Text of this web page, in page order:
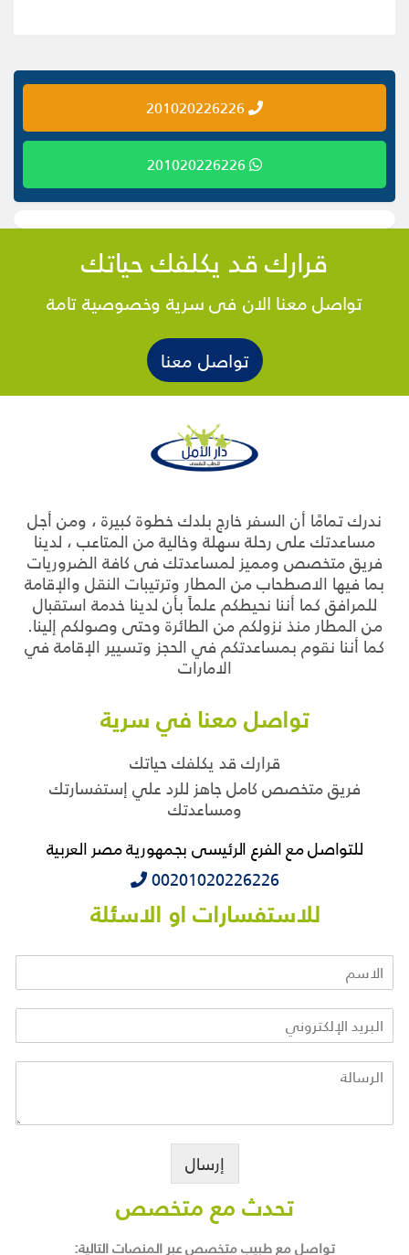
قرارك قد يكلفك حياتك
تواصل معنا الان فى سرية وخصوصية تامة
تواصل معنا
ندرك تمامًا أن السفر خارج بلدك خطوة كبيرة ، ومن أجل
مساعدتك على رحلة سهلة وخالية من المتاعب ، لدينا
فريق متخصص ومميز لمساعدتك فى كافة الضروريات
بما فيها الاصطحاب من المطار وترتيبات النقل والإقامة
للمرافق كما أننا نحيطكم علماً بأن لدينا خدمة استقبال
من المطار منذ نزولكم من الطائرة وحتى وصولكم إلينا.
كما أننا نقوم بمساعدتكم في الحجز وتسيير الإقامة في
الامارات
تواصل معنا في سرية
قرارك قد يكلفك حياتك
فريق متخصص كامل جاهز للرد علي إستفسارتك
ومساعدتك
للتواصل مع الفرع الرئيسى بجمهورية مصر العربية
‭‭‭00201020226226
للاستفسارات او الاسئلة
إرسال
تحدث مع متخصص
تواصل مع طبيب متخصص عبر المنصات التالية: